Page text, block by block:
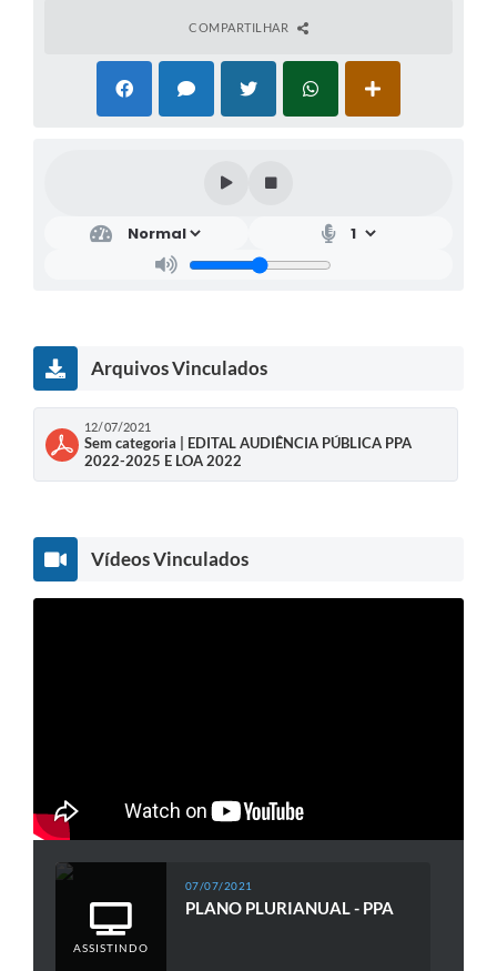
COMPARTILHAR
Arquivos Vinculados
12/07/2021
Sem categoria | EDITAL AUDIÊNCIA PÚBLICA PPA
2022-2025 E LOA 2022
Vídeos Vinculados
ASSISTINDO
07/07/2021
PLANO PLURIANUAL - PPA